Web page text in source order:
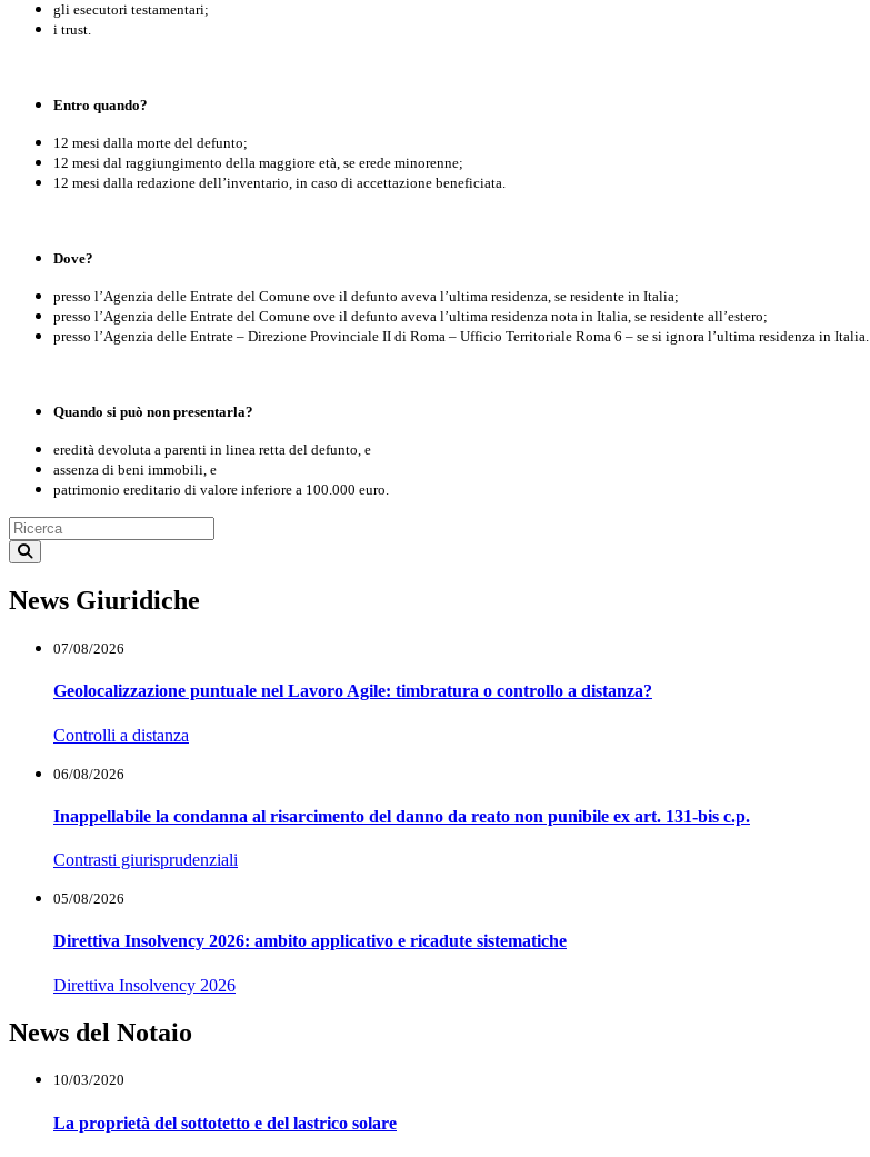
gli esecutori testamentari;
i trust.
Entro quando?
12 mesi dalla morte del defunto;
12 mesi dal raggiungimento della maggiore età, se erede minorenne;
12 mesi dalla redazione dell’inventario, in caso di accettazione beneficiata.
Dove?
presso l’Agenzia delle Entrate del Comune ove il defunto aveva l’ultima residenza, se residente in Italia;
presso l’Agenzia delle Entrate del Comune ove il defunto aveva l’ultima residenza nota in Italia, se residente all’estero;
presso l’Agenzia delle Entrate – Direzione Provinciale II di Roma – Ufficio Territoriale Roma 6 – se si ignora l’ultima residenza in Italia.
Quando si può non presentarla?
eredità devoluta a parenti in linea retta del defunto, e
assenza di beni immobili, e
patrimonio ereditario di valore inferiore a 100.000 euro.
News Giuridiche
07/08/2026
Geolocalizzazione puntuale nel Lavoro Agile: timbratura o controllo a distanza?
Controlli a distanza
06/08/2026
Inappellabile la condanna al risarcimento del danno da reato non punibile ex art. 131-bis c.p.
Contrasti giurisprudenziali
05/08/2026
Direttiva Insolvency 2026: ambito applicativo e ricadute sistematiche
Direttiva Insolvency 2026
News del Notaio
10/03/2020
La proprietà del sottotetto e del lastrico solare